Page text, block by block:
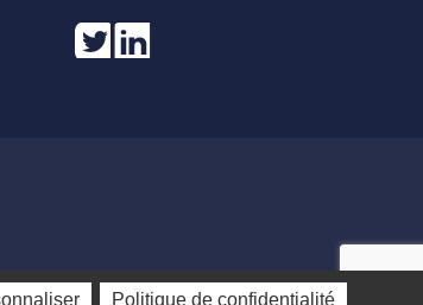
Politique de confidentialité